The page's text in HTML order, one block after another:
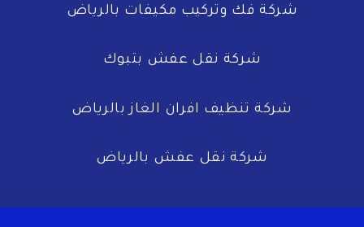
شركة فك وتركيب مكيفات بالرياض
شركة نقل عفش بتبوك
شركة تنظيف افران الغاز بالرياض
شركة نقل عفش بالرياض